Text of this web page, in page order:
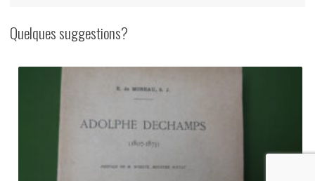
Quelques suggestions?